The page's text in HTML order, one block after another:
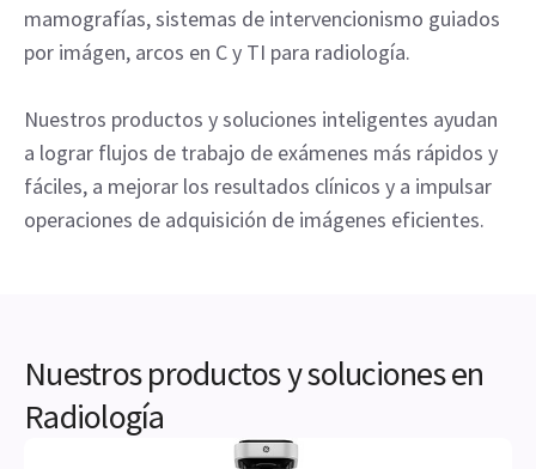
mamografías, sistemas de intervencionismo guiados
por imágen, arcos en C y TI para radiología.
Nuestros productos y soluciones inteligentes ayudan
a lograr flujos de trabajo de exámenes más rápidos y
fáciles, a mejorar los resultados clínicos y a impulsar
operaciones de adquisición de imágenes eficientes.
Nuestros productos y soluciones en
Radiología